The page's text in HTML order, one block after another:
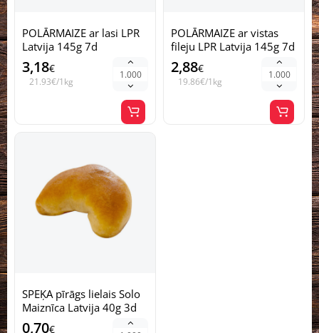
POLĀRMAIZE ar lasi LPR
Latvija 145g 7d
3,18€
21.93€/1kg
POLĀRMAIZE ar vistas
fileju LPR Latvija 145g 7d
2,88€
19.86€/1kg
SPEĶA pīrāgs lielais Solo
Maiznīca Latvija 40g 3d
0,70€